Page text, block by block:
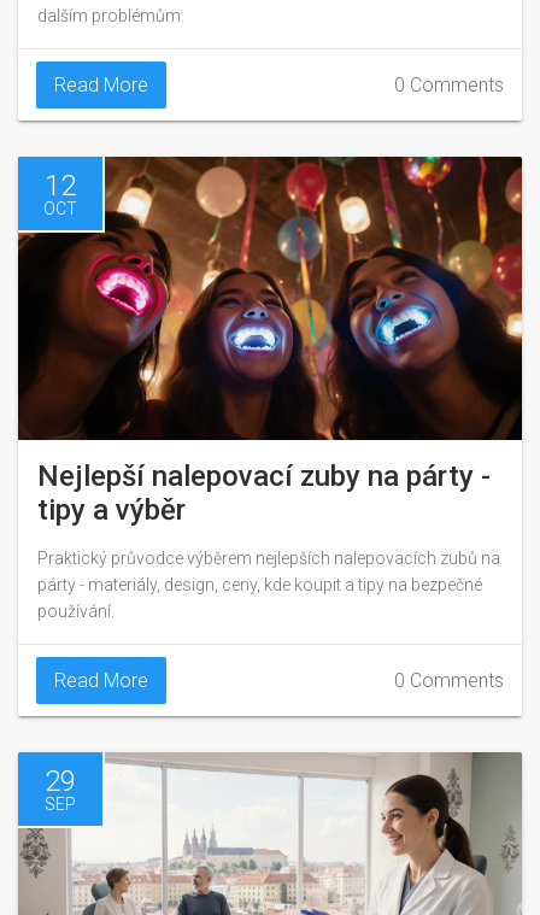
dalším problémům.
Read More 0 Comments
12
OCT
Nejlepší nalepovací zuby na párty -
tipy a výběr
Praktický průvodce výběrem nejlepších nalepovacích zubů na
párty - materiály, design, ceny, kde koupit a tipy na bezpečné
používání.
Read More 0 Comments
29
SEP